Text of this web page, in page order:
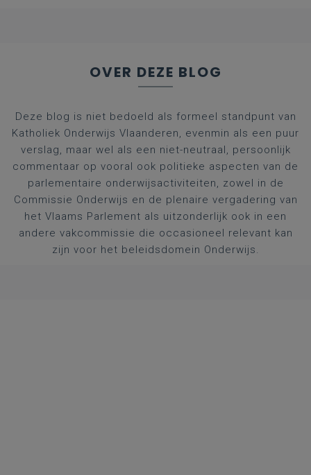
OVER DEZE BLOG
Deze blog is niet bedoeld als formeel standpunt van
Katholiek Onderwijs Vlaanderen, evenmin als een puur
verslag, maar wel als een niet-neutraal, persoonlijk
commentaar op vooral ook politieke aspecten van de
parlementaire onderwijsactiviteiten, zowel in de
Commissie Onderwijs en de plenaire vergadering van
het Vlaams Parlement als uitzonderlijk ook in een
andere vakcommissie die occasioneel relevant kan
zijn voor het beleidsdomein Onderwijs.